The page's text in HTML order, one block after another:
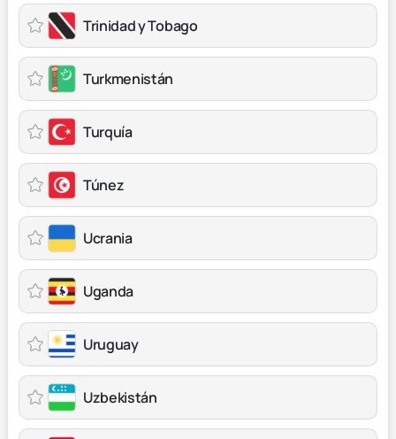
Trinidad y Tobago
Turkmenistán
Turquía
Túnez
Ucrania
Uganda
Uruguay
Uzbekistán